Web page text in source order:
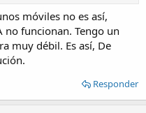
móviles no es así,
no funcionan. Tengo un
muy débil. Es así, De
Responder